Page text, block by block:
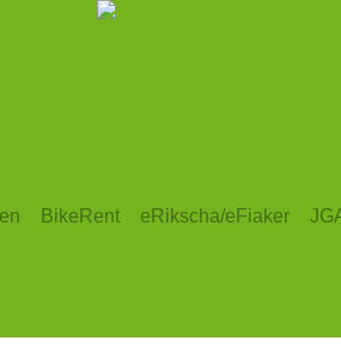
BikeRent eRikscha/eFiaker